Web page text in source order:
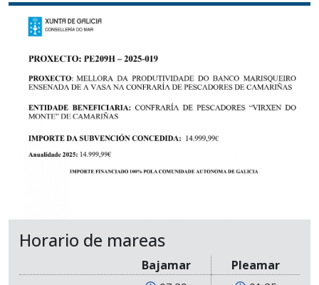
Horario de mareas
Bajamar Pleamar